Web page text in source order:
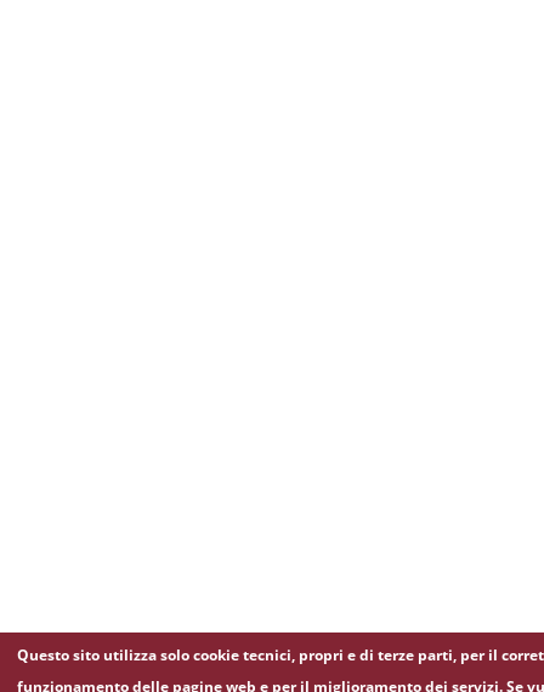
Questo sito utilizza solo cookie tecnici, propri e di terze parti, per il
funzionamento delle pagine web e per il miglioramento dei servizi. Se